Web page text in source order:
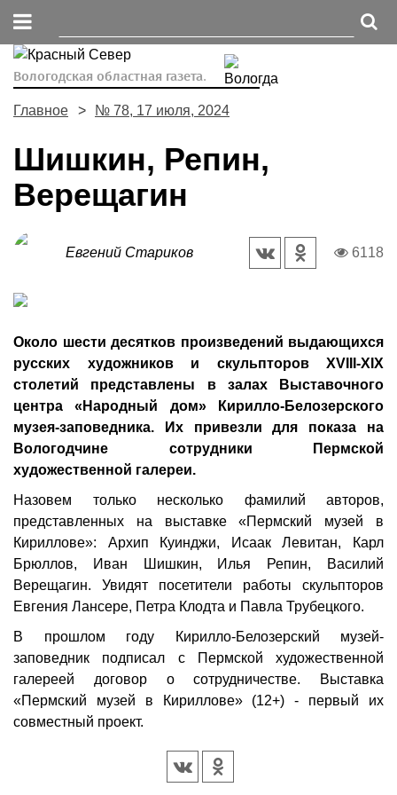
Вологодская областная газета.
Главное № 78, 17 июля, 2024
Шишкин, Репин,
Верещагин
Евгений Стариков 6118
Около шести десятков произведений выдающихся
русских художников и скульпторов XVIII-XIX
столетий представлены в залах Выставочного
центра «Народный дом» Кирилло-Белозерского
музея-заповедника. Их привезли для показа на
Вологодчине сотрудники Пермской
художественной галереи.
Назовем только несколько фамилий авторов,
представленных на выставке «Пермский музей в
Кириллове»: Архип Куинджи, Исаак Левитан, Карл
Брюллов, Иван Шишкин, Илья Репин, Василий
Верещагин. Увидят посетители работы скульпторов
Евгения Лансере, Петра Клодта и Павла Трубецкого.
В прошлом году Кирилло-Белозерский музей-
заповедник подписал с Пермской художественной
галереей договор о сотрудничестве. Выставка
«Пермский музей в Кириллове» (12+) - первый их
совместный проект.